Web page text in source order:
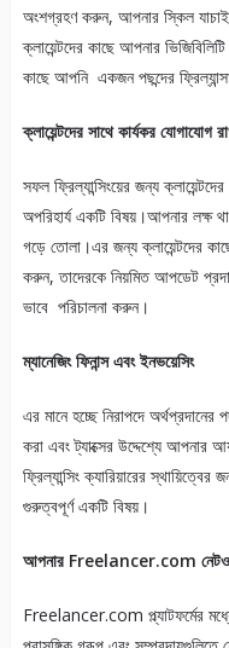
অংশগ্রহণ করুন, আপনার স্কিল যাচাই
ক্লায়েন্টদের কাছে আপনার
কাছে আপনি একজন পছন্দের
ক্লায়েন্টদের সাথে কার্যকর যোগাযোগ
সফল ফ্রিল্যান্সিংয়ের জন্য
অপরিহার্য একটি বিষয়।আপনার লক্ষ
গড়ে তোলা।এর জন্য ক্লায়েন্টদের
করুন, তাদেরকে নিয়মিত আপডেট
ভাবে পরিচালনা করুন।
ম্যানেজিং ফিনান্স এবং ইনভয়েসিং
এর মানে হচ্ছে নিরাপদে
করা এবং ট্যাক্সের উদ্দেশ্যে আপনার
ফ্রিল্যান্সিং ক্যারিয়ারের
গুরুত্বপূর্ণ একটি বিষয়।
আপনার Freelancer.com
Freelancer.com প্ল্যাটফর্মের